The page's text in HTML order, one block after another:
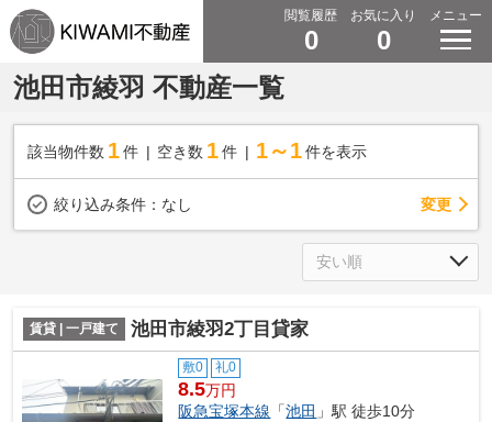
閲覧履歴
0
お気に入り
0
メニュー
池田市綾羽 不動産一覧
該当物件数 1件 空き数 1 件 1～1 件を表示
絞り込み条件： なし 変更
賃貸 | 一戸建て 池田市綾羽2丁目貸家
敷0 礼0
8.5万円
阪急宝塚本線 「池田 」駅 徒歩10分